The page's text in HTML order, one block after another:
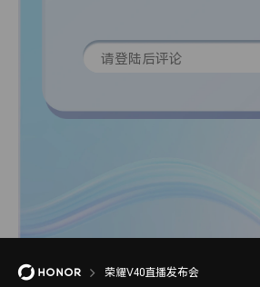
荣耀V40直播发布会